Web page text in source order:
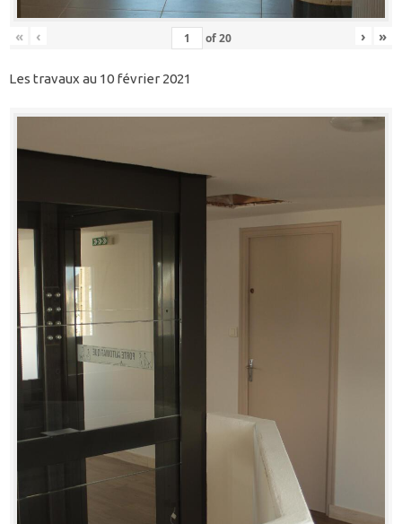
« ‹ of20 › »
Les travaux au 10 février 2021